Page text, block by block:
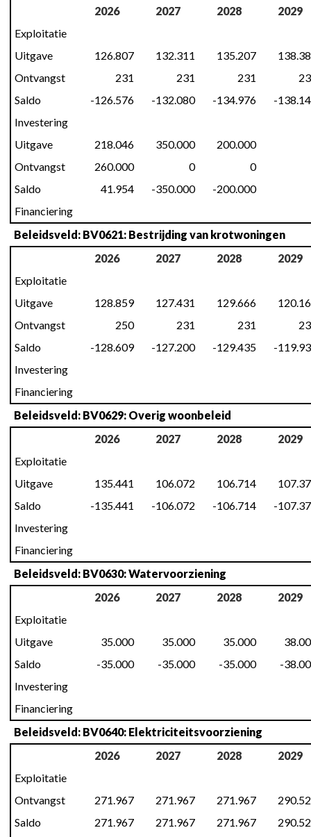
2026 2027 2028
2029
Exploitatie
Uitgave
126.807 132.311 135.207
Ontvangst
231 231 231
Saldo
-126.576 -132.080 -134.976
-
Investering
Uitgave
218.046 350.000
200.000
Ontvangst
260.000 0
0
Saldo
41.954 -350.000
-200.000
Financiering
Beleidsveld: BV0621: Bestrijding van krotwoningen
2026
2027 2028
2029
Exploitatie
Uitgave
128.859 127.431 129.666
Ontvangst
250 231 231
Saldo
-128.609 -127.200 -129.435
-
Investering
Financiering
Beleidsveld: BV0629: Overig woonbeleid
2026
2027 2028
2029
Exploitatie
Uitgave
135.441 106.072 106.714
Saldo
-135.441 -106.072 -106.714
-
Investering
Financiering
Beleidsveld: BV0630: Watervoorziening
2026
2027 2028
2029
Exploitatie
Uitgave
35.000 35.000 35.000
Saldo
-35.000 -35.000 -35.000
-
Investering
Financiering
Beleidsveld: BV0640: Elektriciteitsvoorziening
2026
2027 2028
2029
Exploitatie
Ontvangst
271.967 271.967 271.967
Saldo
271.967 271.967 271.967